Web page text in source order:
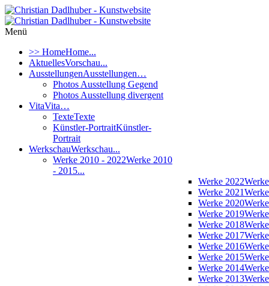
Menü
>> HomeHome...
AktuellesVorschau...
AusstellungenAusstellungen…
Photos Ausstellung Gegend
Photos Ausstellung divergent
VitaVita…
TexteTexte
Künstler-PortraitKünstler-
Portrait
WerkschauWerkschau...
Werke 2010 - 2022Werke 2010
- 2015...
Werke 2022
Werke 2021
Werke 2020
Werke 2019
Werke 2018
Werke 2017
Werke 2016
Werke 2015
Werke 2014
Werke 2013